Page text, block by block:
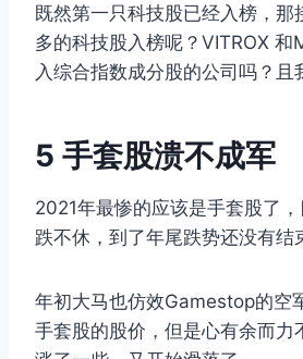
既然第一只科技股已经入榜，那
多的科技股入榜呢？VITROX 和
入综合指数成分股的公司吗？且
5 手套股溃不成军
2021年最惨的应该是手套股了
跌不休，到了年尾跌势还没有结
年初大马也仿效Gamestop的空
手套股的股价，但是心有余而力